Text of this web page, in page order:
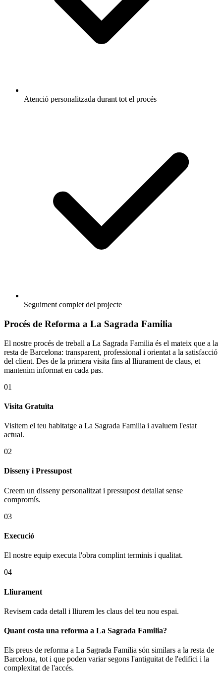
Atenció personalitzada durant tot el procés
Seguiment complet del projecte
Procés de Reforma a La Sagrada Familia
El nostre procés de treball a La Sagrada Familia és el mateix que a la
resta de Barcelona: transparent, professional i orientat a la satisfacció
del client. Des de la primera visita fins al lliurament de claus, et
mantenim informat en cada pas.
01
Visita Gratuïta
Visitem el teu habitatge a La Sagrada Familia i avaluem l'estat
actual.
02
Disseny i Pressupost
Creem un disseny personalitzat i pressupost detallat sense
compromís.
03
Execució
El nostre equip executa l'obra complint terminis i qualitat.
04
Lliurament
Revisem cada detall i lliurem les claus del teu nou espai.
Quant costa una reforma a La Sagrada Familia?
Els preus de reforma a La Sagrada Familia són similars a la resta de
Barcelona, tot i que poden variar segons l'antiguitat de l'edifici i la
complexitat de l'accés.